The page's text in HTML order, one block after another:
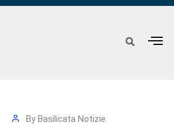
By Basilicata Notizie